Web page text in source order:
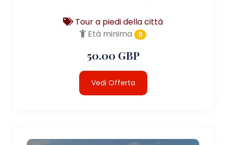
Tour a piedi della città
Età minima
0
50.00 GBP
Vedi Offerta